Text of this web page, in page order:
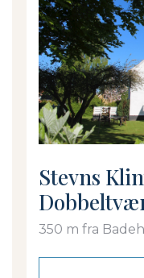
Stevns
350 m fra